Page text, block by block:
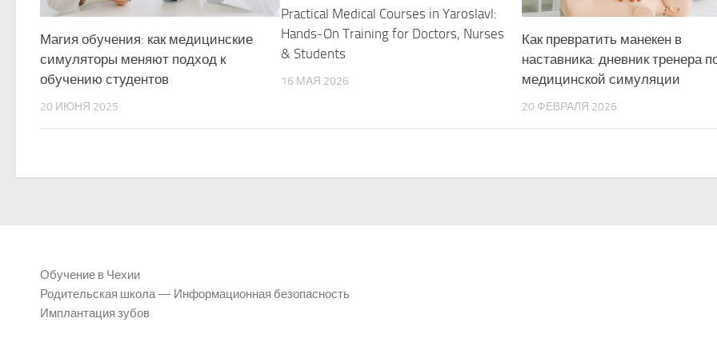
Магия обучения: как медицинские
симуляторы меняют подход к
обучению студентов
20 ИЮНЯ 2025
Practical Medical Courses in Yaroslavl:
Hands‑On Training for Doctors, Nurses
& Students
16 МАЯ 2026
Как превратить манекен в
наставника: дневник тренера
медицинской симуляции
20 ФЕВРАЛЯ 2026
Обучение в Чехии
Родительская школа — Информационная безопасность
Имплантация зубов